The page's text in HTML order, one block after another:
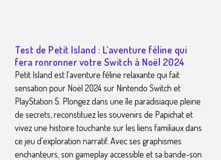
Test de Petit Island : L’aventure féline qui
fera ronronner votre Switch à Noël 2024
Petit Island est l'aventure féline relaxante qui fait
sensation pour Noël 2024 sur Nintendo Switch et
PlayStation 5. Plongez dans une île paradisiaque pleine
de secrets, reconstituez les souvenirs de Papichat et
vivez une histoire touchante sur les liens familiaux dans
ce jeu d'exploration narratif. Avec ses graphismes
enchanteurs, son gameplay accessible et sa bande-son